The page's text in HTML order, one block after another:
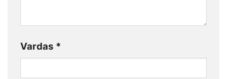
Vardas *